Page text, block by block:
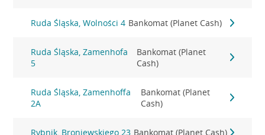
Ruda Śląska, Wolności 4 Bankomat (Planet Cash)
Ruda Śląska, Zamenhofa
5
Bankomat (Planet
Cash)
Ruda Śląska, Zamenhoffa
2A
Bankomat (Planet
Cash)
Rybnik, Broniewskiego 23 Bankomat (Planet Cash)